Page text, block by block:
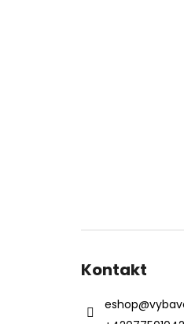
Kontakt
eshop@